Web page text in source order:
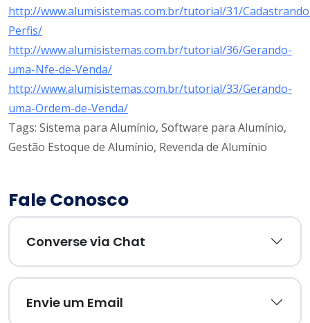
http://www.alumisistemas.com.br/tutorial/31/
Perfis/
http://www.alumisistemas.com.br/tutorial/36/Gerando-
uma-Nfe-de-Venda/
http://www.alumisistemas.com.br/tutorial/33/Gerando-
uma-Ordem-de-Venda/
Tags: Sistema para Alumínio, Software para Alumínio,
Gestão Estoque de Alumínio, Revenda de Alumínio
Fale Conosco
Converse via Chat
Envie um Email